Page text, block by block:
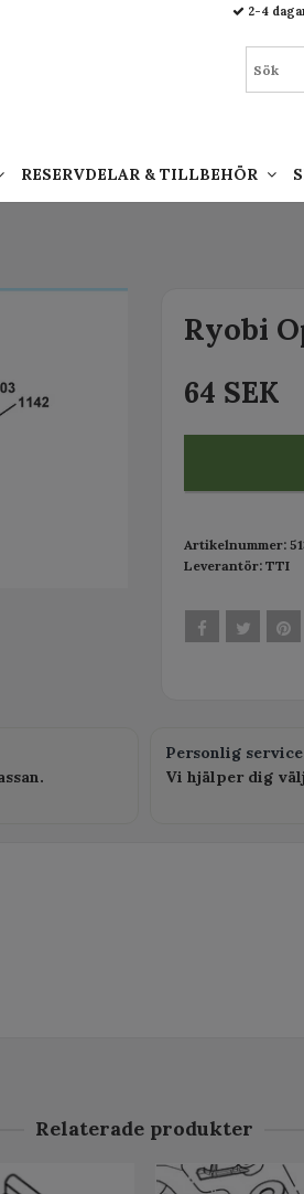
Ryobi
64 SEK
Artikelnummer:
Leverantör: TTI
Personlig service
Vi hjälper dig
Relaterade produkter
2-4
RESERVDELAR & TILLBEHÖR